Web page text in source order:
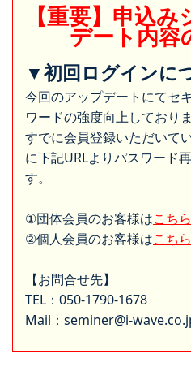
【重要】申込
デート内容
▼初回ログインに
今回のアップデートにてセ
ワードの強度向上しておりま
すでに会員登録いただいて
に下記URLよりパスワード
す。
①団体会員のお客様はこちら
②個人会員のお客様はこちら
【お問合せ先】
TEL：050-1790-1678
Mail：seminer@i-